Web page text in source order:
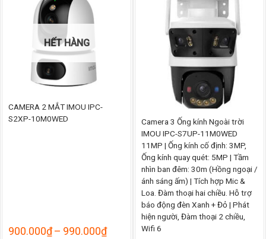
Camera 3 Ống kính Ngoài trời
IMOU IPC-S7UP-11M0WED
11MP | Ống kính cố định: 3MP,
Ống kính quay quét: 5MP | Tầm
nhìn ban đêm: 30m (Hồng ngoại /
ánh sáng ấm) | Tích hợp Mic &
Loa. Đàm thoại hai chiều. Hỗ trợ
báo động đèn Xanh + Đỏ | Phát
hiện người, Đàm thoại 2 chiều,
Wifi 6
HẾT HÀNG
CAMERA 2 MẮT IMOU IPC-
S2XP-10M0WED
900.000₫– 990.000₫Khoảng